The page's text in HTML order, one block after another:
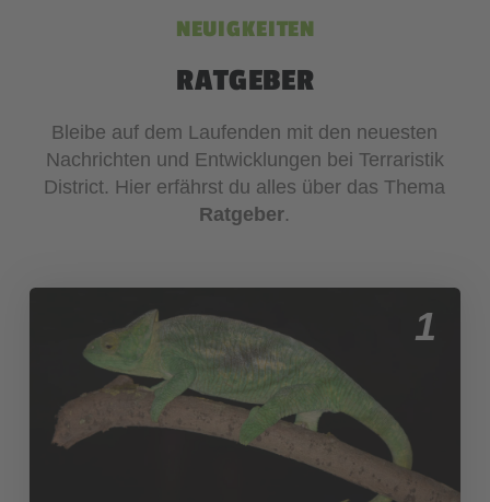
NEUIGKEITEN
RATGEBER
Bleibe auf dem Laufenden mit den neuesten
Nachrichten und Entwicklungen bei Terraristik
District. Hier erfährst du alles über das Thema
Ratgeber.
1